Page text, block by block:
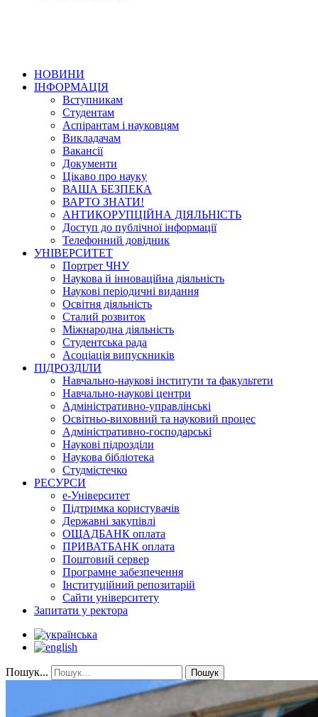
НОВИНИ
ІНФОРМАЦІЯ
Вступникам
Студентам
Аспірантам і науковцям
Викладачам
Вакансії
Документи
Цікаво про науку
ВАША БЕЗПЕКА
ВАРТО ЗНАТИ!
АНТИКОРУПЦІЙНА ДІЯЛЬНІСТЬ
Доступ до публічної інформації
Телефонний довідник
УНІВЕРСИТЕТ
Портрет ЧНУ
Наукова й інноваційна діяльність
Наукові періодичні видання
Освітня діяльність
Сталий розвиток
Міжнародна діяльність
Студентська рада
Асоціація випускників
ПІДРОЗДІЛИ
Навчально-наукові інститути та факультети
Навчально-наукові центри
Адміністративно-управлінські
Освітньо-виховний та науковий процес
Адміністративно-господарські
Наукові підрозділи
Наукова бібліотека
Студмістечко
РЕСУРСИ
е-Університет
Підтримка користувачів
Державні закупівлі
ОЩАДБАНК оплата
ПРИВАТБАНК оплата
Поштовий сервер
Програмне забезпечення
Інституційний репозитарій
Сайти університету
Запитати у ректора
Пошук... Пошук